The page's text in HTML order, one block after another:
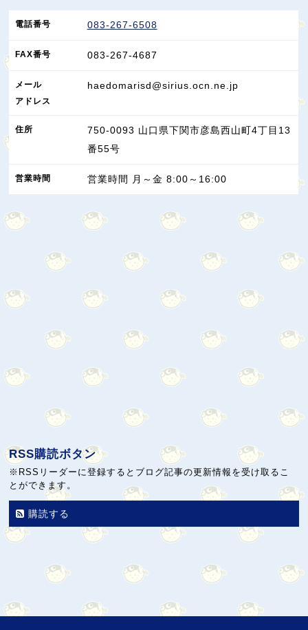
電話番号 083-267-6508
FAX番号 083-267-4687
メール
アドレス
haedomarisd@sirius.ocn.ne.jp
住所 750-0093 山口県下関市彦島西山町4丁目13
番55号
営業時間 営業時間 月～金 8:00～16:00
RSS購読ボタン
※RSSリーダーに登録するとブログ記事の更新情報を受け取るこ
とができます。
購読する